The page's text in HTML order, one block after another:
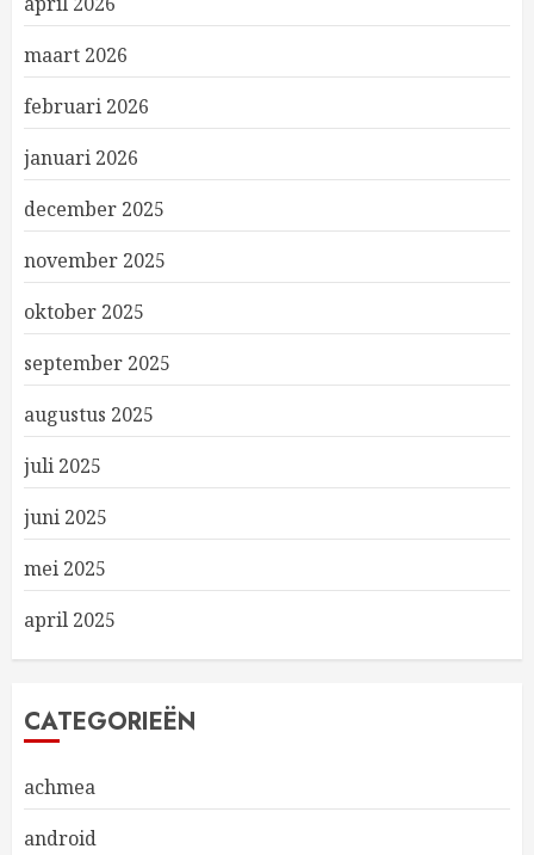
maart 2026
februari 2026
januari 2026
december 2025
november 2025
oktober 2025
september 2025
augustus 2025
juli 2025
juni 2025
mei 2025
april 2025
CATEGORIEËN
achmea
android